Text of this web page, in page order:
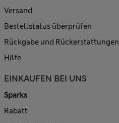
Versand
Bestellstatus überprüfen
Rückgabe und Rückerstattungen
Hilfe
EINKAUFEN BEI UNS
Sparks
Rabatt